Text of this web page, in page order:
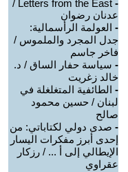
-
Letters from the East /
عدنان رضوان
- العولمة الرأسمالية:
جدل المجرد والملموس /
فاخر جاسم
- سياسة حفار الساق / د.
خالد زغريت
- الطائفية المتغلغلة في
لبنان / حسين محمود
صالح
- صدى دولي لكتاباتي: من
إحدى أبرز مفكرات اليسار
الإيطالي إلى أ ... / رزكار
عقراوي